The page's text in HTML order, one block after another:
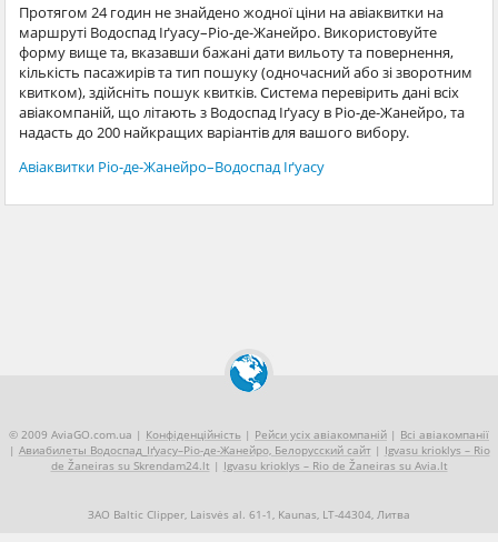
Протягом 24 годин не знайдено жодної ціни на авіаквитки на
маршруті Водоспад Іґуасу–Ріо-де-Жанейро. Використовуйте
форму вище та, вказавши бажані дати вильоту та повернення,
кількість пасажирів та тип пошуку (одночасний або зі зворотним
квитком), здійсніть пошук квитків. Система перевірить дані всіх
авіакомпаній, що літають з Водоспад Іґуасу в Ріо-де-Жанейро, та
надасть до 200 найкращих варіантів для вашого вибору.
Авіаквитки Ріо-де-Жанейро–Водоспад Іґуасу
© 2009 AviaGO.com.ua | Конфіденційність | Рейси усіх авіакомпаній | Всі авіакомпанії
| Авиабилеты Водоспад_Іґуасу–Ріо-де-Жанейро, Белорусский сайт| Igvasu krioklys – Rio
de Žaneiras su Skrendam24.lt | Igvasu krioklys – Rio de Žaneiras su Avia.lt
ЗАО Baltic Clipper, Laisvės al. 61-1, Kaunas, LT-44304, Литва